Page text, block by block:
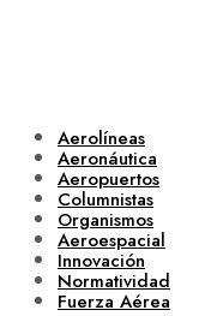
Aerolíneas
Aeronáutica
Aeropuertos
Columnistas
Organismos
Aeroespacial
Innovación
Normatividad
Fuerza Aérea